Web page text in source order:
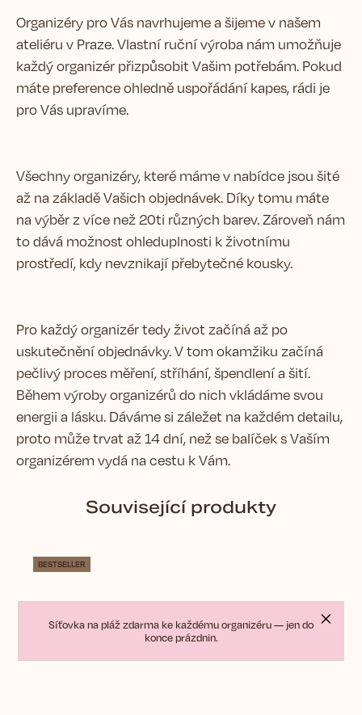
Síťovka na pláž zdarma ke každému organizéru — jen do
konce prázdnin.
Organizéry pro Vás navrhujeme a šijeme v našem
ateliéru v Praze. Vlastní ruční výroba nám umožňuje
každý organizér přizpůsobit Vašim potřebám. Pokud
máte preference ohledně uspořádání kapes, rádi je
pro Vás upravíme.
Všechny organizéry, které máme v nabídce jsou šité
až na základě Vašich objednávek. Díky tomu máte
na výběr z více než 20ti různých barev. Zároveň nám
to dává možnost ohleduplnosti k životnímu
prostředí, kdy nevznikají přebytečné kousky.
Pro každý organizér tedy život začíná až po
uskutečnění objednávky. V tom okamžiku začíná
pečlivý proces měření, stříhání, špendlení a šití.
Během výroby organizérů do nich vkládáme svou
energii a lásku. Dáváme si záležet na každém detailu,
proto může trvat až 14 dní, než se balíček s Vaším
organizérem vydá na cestu k Vám.
Související produkty
BESTSELLER